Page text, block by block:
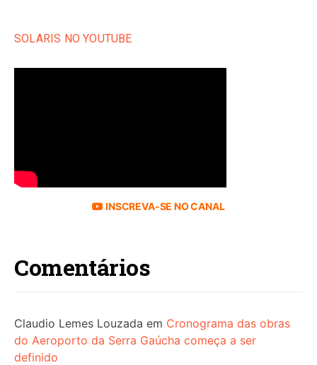
SOLARIS NO YOUTUBE
INSCREVA-SE NO CANAL
Comentários
Claudio Lemes Louzada em Cronograma das obras
do Aeroporto da Serra Gaúcha começa a ser
definido